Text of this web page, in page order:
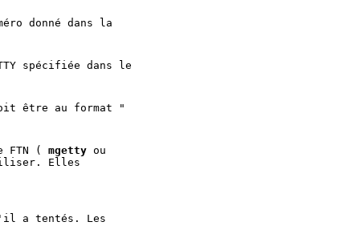
donné dans la
spécifiée dans le
être au format "
FTN ( mgetty ou
Elles
a tentés. Les